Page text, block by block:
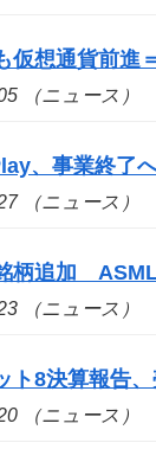
仮想通貨前進
（ニュース）
、事業終了
（ニュース）
柄追加
（ニュース）
ト8決算報告
（ニュース）